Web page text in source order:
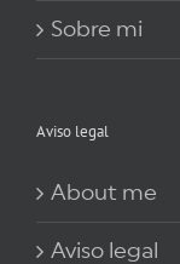
Sobre mi
Aviso legal
About me
Aviso legal